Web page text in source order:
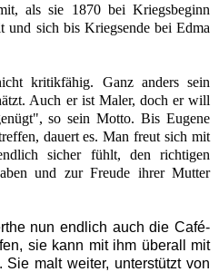
als sie 1870 bei Kriegsbeginn
und sich bis Kriegsende bei Edma
kritikfähig. Ganz anders sein
Auch er ist Maler, doch er will
so sein Motto. Bis Eugene
dauert es. Man freut sich mit
sicher fühlt, den richtigen
und zur Freude ihrer Mutter
nun endlich auch die Café-
sie kann mit ihm überall mit
malt weiter, unterstützt von